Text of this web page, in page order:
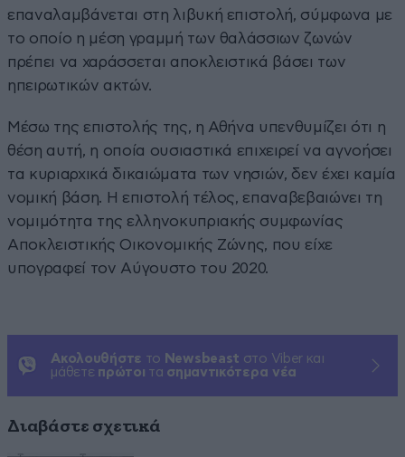
επαναλαμβάνεται στη λιβυκή επιστολή, σύμφωνα με
το οποίο η μέση γραμμή των θαλάσσιων ζωνών
πρέπει να χαράσσεται αποκλειστικά βάσει των
ηπειρωτικών ακτών.
Μέσω της επιστολής της, η Αθήνα υπενθυμίζει ότι η
θέση αυτή, η οποία ουσιαστικά επιχειρεί να αγνοήσει
τα κυριαρχικά δικαιώματα των νησιών, δεν έχει καμία
νομική βάση. Η επιστολή τέλος, επαναβεβαιώνει τη
νομιμότητα της ελληνοκυπριακής συμφωνίας
Αποκλειστικής Οικονομικής Ζώνης, που είχε
υπογραφεί τον Αύγουστο του 2020.
Ακολουθήστε το Newsbeast στο Viber και
μάθετε πρώτοι τα σημαντικότερα νέα
Διαβάστε σχετικά